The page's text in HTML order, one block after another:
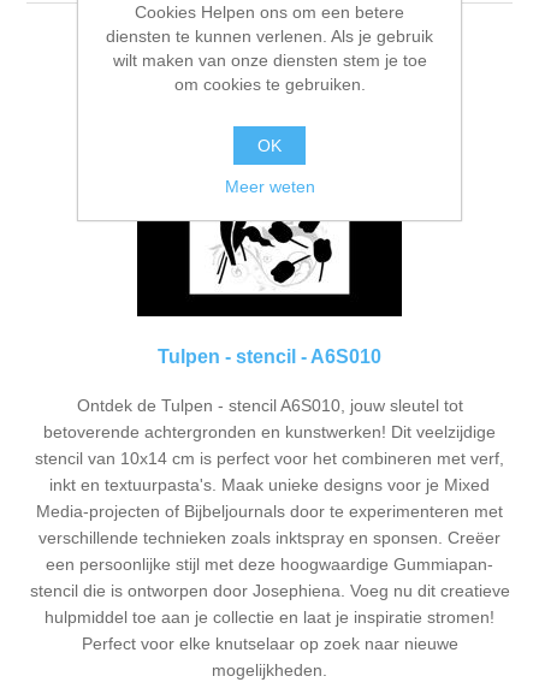
Tulpen - stencil - A6S010
Ontdek de Tulpen - stencil A6S010, jouw sleutel tot
betoverende achtergronden en kunstwerken! Dit veelzijdige
stencil van 10x14 cm is perfect voor het combineren met verf,
inkt en textuurpasta's. Maak unieke designs voor je Mixed
Media-projecten of Bijbeljournals door te experimenteren met
verschillende technieken zoals inktspray en sponsen. Creëer
een persoonlijke stijl met deze hoogwaardige Gummiapan-
stencil die is ontworpen door Josephiena. Voeg nu dit creatieve
hulpmiddel toe aan je collectie en laat je inspiratie stromen!
Perfect voor elke knutselaar op zoek naar nieuwe
mogelijkheden.
Cookies Helpen ons om een betere
diensten te kunnen verlenen. Als je gebruik
wilt maken van onze diensten stem je toe
om cookies te gebruiken.
OK
Meer weten